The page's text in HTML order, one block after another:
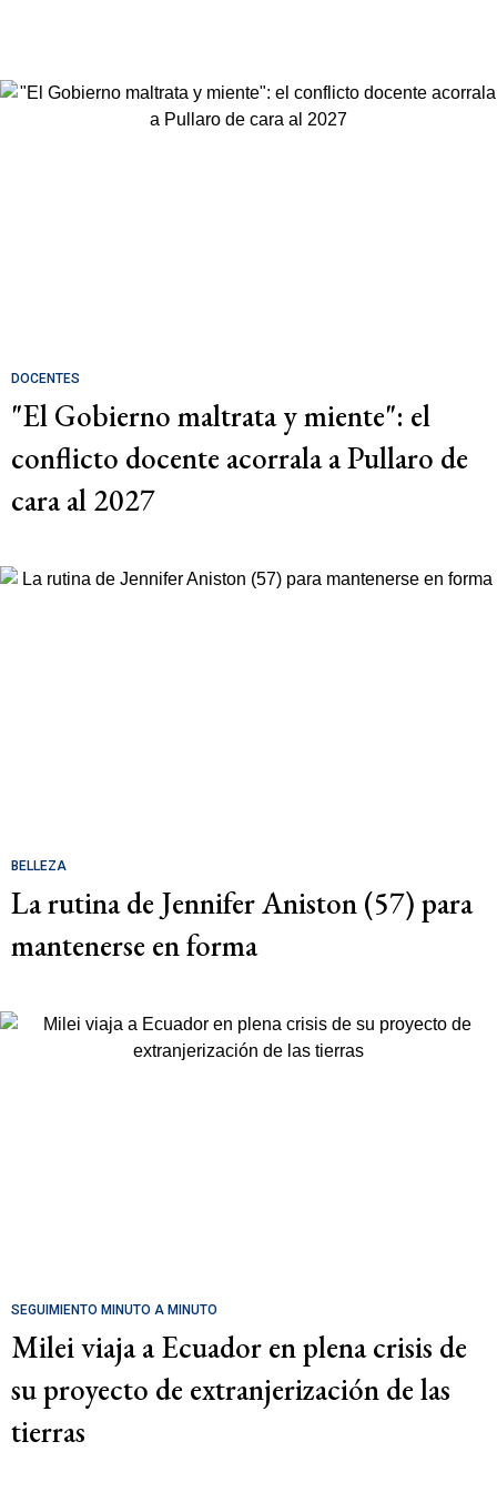
DOCENTES
"El Gobierno maltrata y miente": el
conflicto docente acorrala a Pullaro de
cara al 2027
BELLEZA
La rutina de Jennifer Aniston (57) para
mantenerse en forma
SEGUIMIENTO MINUTO A MINUTO
Milei viaja a Ecuador en plena crisis de
su proyecto de extranjerización de las
tierras